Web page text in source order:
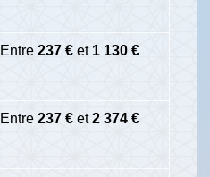
Entre 237 € et 1 130 €
Entre 237 € et2 374 €